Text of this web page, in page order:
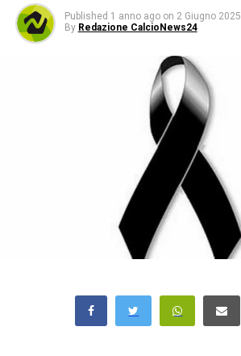
Published 1 anno ago on 2 Giugno 2025
By Redazione CalcioNews24